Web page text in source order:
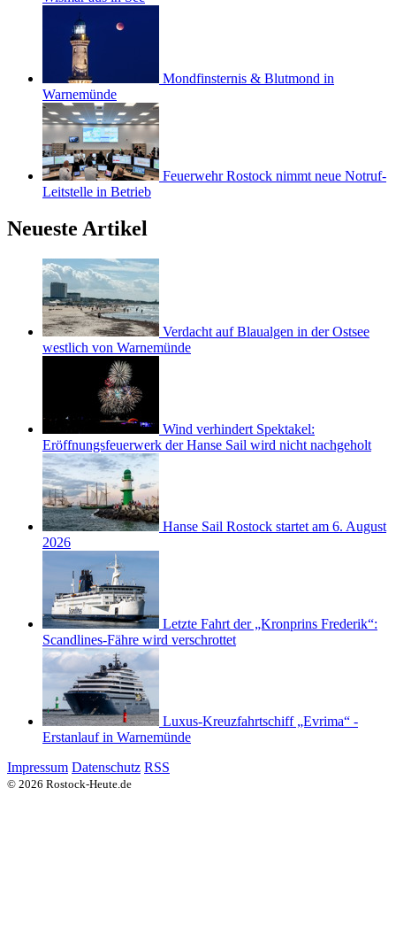
Mondfinsternis & Blutmond in
Warnemünde
Feuerwehr Rostock nimmt neue Notruf-
Leitstelle in Betrieb
Neueste Artikel
Verdacht auf Blaualgen in der Ostsee
westlich von Warnemünde
Wind verhindert Spektakel:
Eröffnungsfeuerwerk der Hanse Sail wird nicht nachgeholt
Hanse Sail Rostock startet am 6. August
2026
Letzte Fahrt der „Kronprins Frederik“:
Scandlines-Fähre wird verschrottet
Luxus-Kreuzfahrtschiff „Evrima“ -
Erstanlauf in Warnemünde
Impressum Datenschutz RSS
© 2026 Rostock-Heute.de